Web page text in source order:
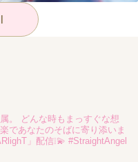
。
どんな時もまっすぐな想
であなたのそばに寄り添いま
」配信❕💫 #StraightAngel